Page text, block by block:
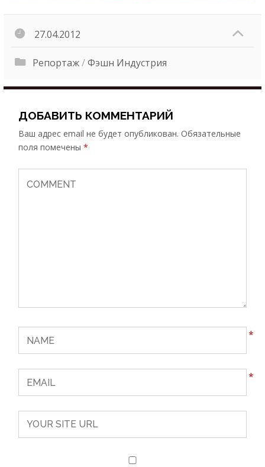
27.04.2012
Репортаж/Фэшн Индустрия
ДОБАВИТЬ КОММЕНТАРИЙ
Ваш адрес email не будет опубликован. Обязательные
поля помечены*
*
*